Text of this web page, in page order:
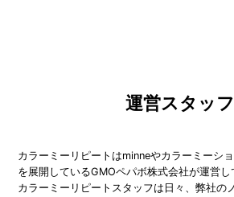
運営スタッフ
カラーミーリピートはminneやカラーミーシ
を展開しているGMOペパボ株式会社が運営し
カラーミーリピートスタッフは日々、弊社の